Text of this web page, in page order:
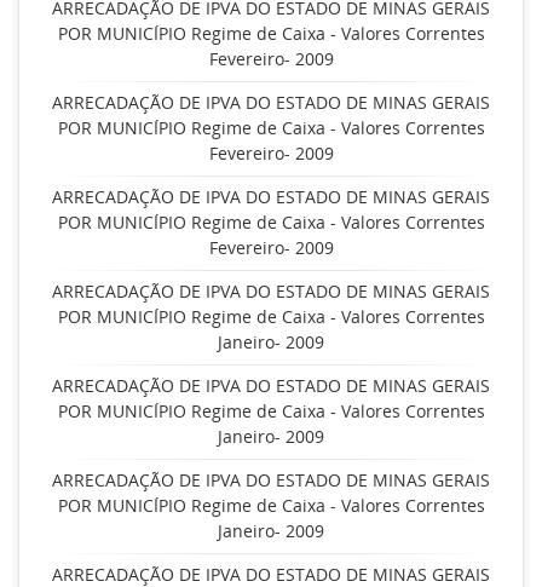
ARRECADAÇÃO DE IPVA DO ESTADO DE MINAS GERAIS
POR MUNICÍPIO Regime de Caixa - Valores Correntes
Fevereiro- 2009
ARRECADAÇÃO DE IPVA DO ESTADO DE MINAS GERAIS
POR MUNICÍPIO Regime de Caixa - Valores Correntes
Fevereiro- 2009
ARRECADAÇÃO DE IPVA DO ESTADO DE MINAS GERAIS
POR MUNICÍPIO Regime de Caixa - Valores Correntes
Fevereiro- 2009
ARRECADAÇÃO DE IPVA DO ESTADO DE MINAS GERAIS
POR MUNICÍPIO Regime de Caixa - Valores Correntes
Janeiro- 2009
ARRECADAÇÃO DE IPVA DO ESTADO DE MINAS GERAIS
POR MUNICÍPIO Regime de Caixa - Valores Correntes
Janeiro- 2009
ARRECADAÇÃO DE IPVA DO ESTADO DE MINAS GERAIS
POR MUNICÍPIO Regime de Caixa - Valores Correntes
Janeiro- 2009
ARRECADAÇÃO DE IPVA DO ESTADO DE MINAS GERAIS